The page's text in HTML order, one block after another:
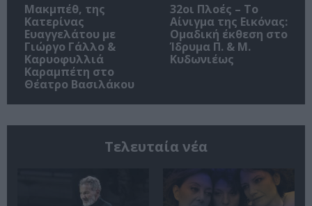
Μακμπέθ, της
Κατερίνας
Ευαγγελάτου με
Γιώργο Γάλλο &
Καρυοφυλλιά
Καραμπέτη στο
Θέατρο Βασιλάκου
32οι Πλοές – Το
Αίνιγμα της Εικόνας:
Ομαδική έκθεση στο
Ίδρυμα Π. & Μ.
Κυδωνιέως
Τελευταία νέα